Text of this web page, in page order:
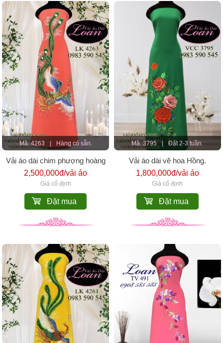
Mã: 4263 | Hàng có sẵn.
Vải áo dài chim phượng hoàng
cao cấp
2,500,000đ/vải áo
Giá cố định
Đặt mua
Mã: 3795 | Đặt 2-3 tuần.
Vải áo dài vẽ hoa Hồng.
1,800,000đ/vải áo
Giá cố định
Đặt mua